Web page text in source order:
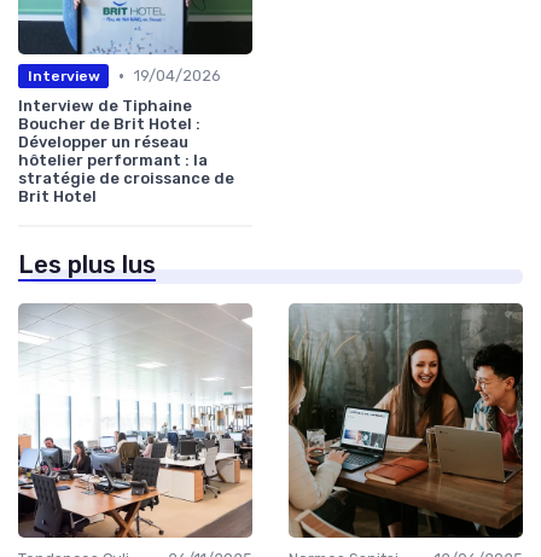
Interview • 19/04/2026
Interview de Tiphaine
Boucher de Brit Hotel :
Développer un réseau
hôtelier performant : la
stratégie de croissance de
Brit Hotel
Les plus lus